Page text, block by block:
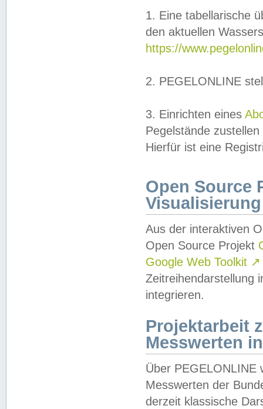
1. Eine tabellarische
den aktuellen
https://
2. PEGELONLINE
3. Einrichten eines
Pegelstände
Hierfür ist eine
Open Source
Visualisierung
Aus der interaktiven
Open Source Projekt
Google Web Toolkit ↗
Zeitreihendarstellung
integrieren.
Projektarbeit
Messwerten
Über PEGELONLINE
Messwerten der
derzeit klassische